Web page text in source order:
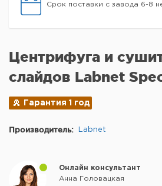
Срок поставки с завода 6-8
Центрифуга и
слайдов Labnet
Гарантия 1 год
Производитель: Labnet
Онлайн консультант
Анна Головацкая